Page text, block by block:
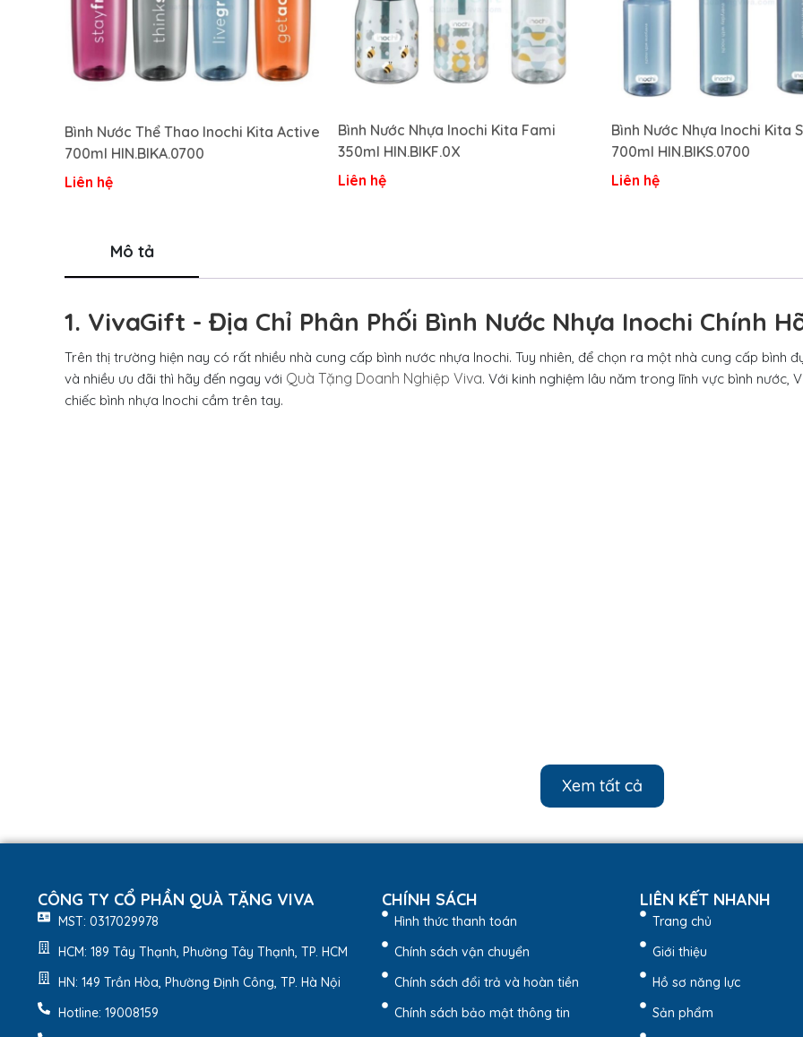
Bình Nước Thể Thao Inochi Kita Active
700ml HIN.BIKA.0700
Liên hệ
Bình Nước Nhựa Inochi Kita Fami
350ml HIN.BIKF.0X
Liên hệ
Bình Nước Nhựa Inochi Kita
700ml HIN.BIKS.0700
Liên hệ
Mô tả
1. VivaGift - Địa Chỉ Phân Phối Bình Nước Nhựa Inochi Chính
Trên thị trường hiện nay có rất nhiều nhà cung cấp bình nước nhựa Inochi. Tuy nhiên, để chọn ra một nhà cung cấp
và nhiều ưu đãi thì hãy đến ngay với Quà Tặng Doanh Nghiệp Viva. Với kinh nghiệm lâu năm trong lĩnh vực bình nước,
chiếc bình nhựa Inochi cầm trên tay.
Xem tất cả
CÔNG TY CỔ PHẦN QUÀ TẶNG VIVA
MST: 0317029978
HCM: 189 Tây Thạnh, Phường Tây Thạnh, TP. HCM
HN: 149 Trần Hòa, Phường Định Công, TP. Hà Nội
Hotline: 19008159
CHÍNH SÁCH
Hình thức thanh toán
Chính sách vận chuyển
Chính sách đổi trả và hoàn tiền
Chính sách bảo mật thông tin
LIÊN KẾT NHANH
Trang chủ
Giới thiệu
Hồ sơ năng lực
Sản phẩm